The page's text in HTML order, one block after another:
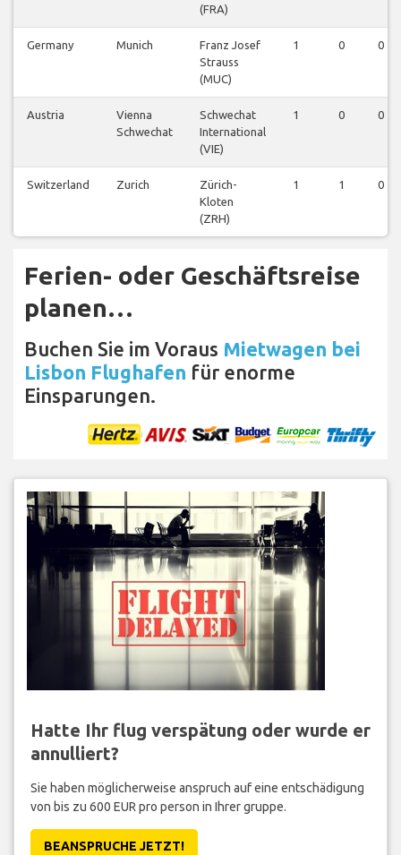
(FRA)
Germany Munich
Franz Josef
Strauss
(MUC)
1 0 0
Austria
Vienna
Schwechat
Schwechat
International
(VIE)
1 0 0
Switzerland Zurich
Zürich-
Kloten
(ZRH)
1 1 0
Ferien- oder Geschäftsreise
planen…
Buchen Sie im Voraus Mietwagen bei
Lisbon Flughafen für enorme
Einsparungen.
Hatte Ihr flug verspätung oder wurde er
annulliert?
Sie haben möglicherweise anspruch auf eine entschädigung
von bis zu 600 EUR pro person in Ihrer gruppe.
BEANSPRUCHE JETZT!